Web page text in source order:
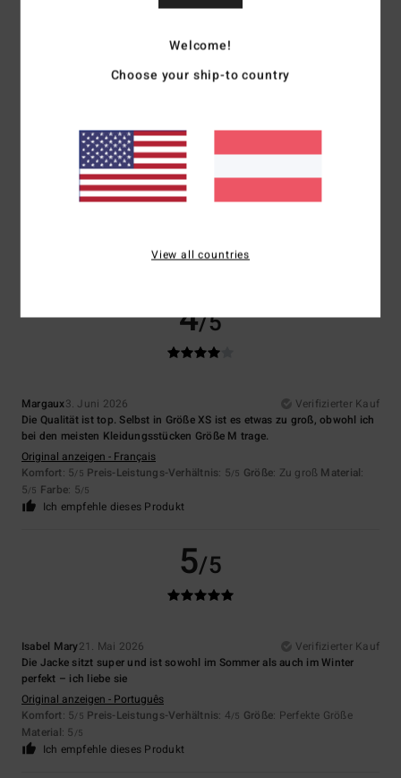
Ich empfehle dieses Produkt
5
12. Juni 2026
Verifizierter Kauf
Ich habe es gekauft und es ist wirklich schön
Ich empfehle dieses Produkt
4/5
Margaux3. Juni 2026
Verifizierter Kauf
Die Qualität ist top. Selbst in Größe XS ist es etwas zu groß, obwohl ich
bei den meisten Kleidungsstücken Größe M trage.
Original anzeigen - Français
Komfort: 5/5 Preis-Leistungs-Verhältnis: 5/5 Größe: Zu groß Material:
5/5 Farbe: 5/5
Ich empfehle dieses Produkt
5/5
Isabel Mary21. Mai 2026
Verifizierter Kauf
Die Jacke sitzt super und ist sowohl im Sommer als auch im Winter
perfekt – ich liebe sie
Original anzeigen - Português
Komfort: 5/5 Preis-Leistungs-Verhältnis: 4/5 Größe: Perfekte Größe
Material: 5 /5
Ich empfehle dieses Produkt
Welcome!
Choose your ship-to country
View all countries